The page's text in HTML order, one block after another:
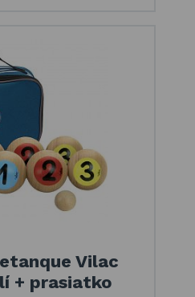
Vilac
+ prasiatko